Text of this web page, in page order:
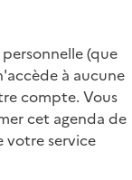
(que
à aucune
compte. Vous
cet agenda de
votre service